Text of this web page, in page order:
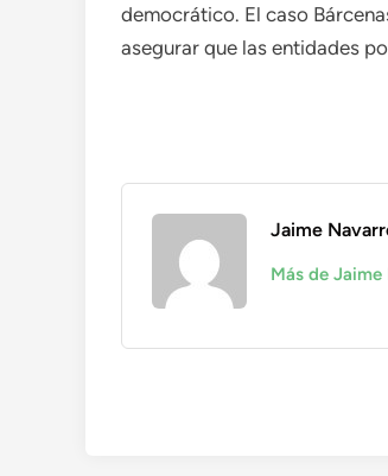
democrático. El caso
asegurar que las entidades
Jaime
Más de